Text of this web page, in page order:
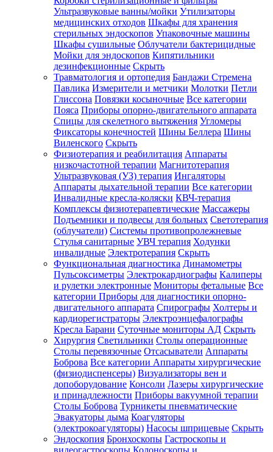
Ультразвуковые ванны/мойки Утилизаторы
медицинских отходов Шкафы для хранения
стерильных эндоскопов Упаковочные машины
Шкафы сушильные Облучатели бактерицидные
Мойки для эндоскопов Кипятильники
дезинфекционные Скрыть
Травматология и ортопедия Бандажи Стремена
Павлика Измерители и метчики Молотки Петли
Глиссона Повязки косыночные Все категории
Пояса Приборы опорно-двигательного аппарата
Спицы для скелетного вытяжения Угломеры
Фиксаторы конечностей Шины Беллера Шины
Виленского Скрыть
Физиотерапия и реабилитация Аппараты
низкочастотной терапии Магнитотерапия
Ультразвуковая (УЗ) терапия Ингаляторы
Аппараты дыхательной терапии Все категории
Инвалидные кресла-коляски КВЧ-терапия
Комплексы физиотерапевтические Массажеры
Подъемники и подвесы для больных Светотерапия
(облучатели) Системы противопролежневые
Стулья санитарные УВЧ терапия Ходунки
инвалидные Электротерапия Скрыть
Функциональная диагностика Динамометры
Пульсоксиметры Электрокардиографы Калиперы
и рулетки электронные Мониторы фетальные Все
категории Приборы для диагностики опорно-
двигательного аппарата Спирографы Холтеры и
кардиорегистраторы Электроэнцефалографы
Кресла Барани Суточные мониторы АД Скрыть
Хирургия Светильники Столы операционные
Столы перевязочные Отсасыватели Аппараты
Боброва Все категории Аппараты хирургические
(физиодиспенсеры) Визуализаторы вен и
допоборудование Консоли Лазеры хирургические
и принадлежности Приборы вакуумной терапии
Столы Боброва Турникеты пневматические
Эвакуаторы дыма Коагуляторы
(электрокоагуляторы) Насосы шприцевые Скрыть
Эндоскопия Бронхоскопы Гастроскопы и
видеогастроскопы Колоноскопы и